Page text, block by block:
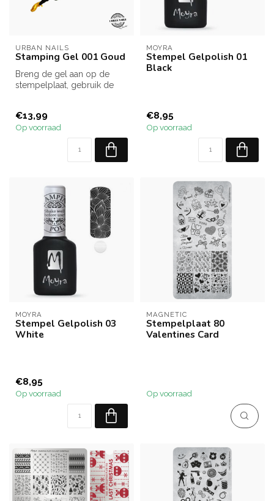
URBAN NAILS
Stamping Gel 001 Goud
Breng de gel aan op de
stempelplaat, gebruik de
€13,99
Op voorraad
MOYRA
Stempel Gelpolish 01
Black
€8,95
Op voorraad
MOYRA
Stempel Gelpolish 03
White
€8,95
Op voorraad
MAGNETIC
Stempelplaat 80
Valentines Card
Op voorraad